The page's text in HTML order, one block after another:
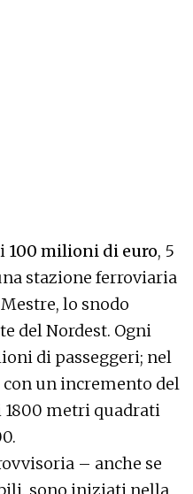
100 milioni di euro, 5
stazione ferroviaria
lo snodo
del Nordest. Ogni
di passeggeri; nel
un incremento del
1800 metri quadrati
– anche se
sono iniziati nella